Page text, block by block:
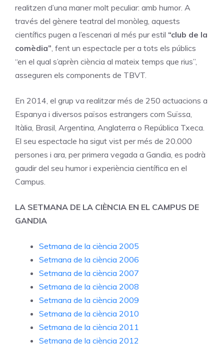
realitzen d’una maner molt peculiar: amb humor. A
través del gènere teatral del monòleg, aquests
científics pugen a l’escenari al més pur estil “club de la
comèdia”, fent un espectacle per a tots els públics
“en el qual s’aprèn ciència al mateix temps que rius”,
asseguren els components de TBVT.
En 2014, el grup va realitzar més de 250 actuacions a
Espanya i diversos països estrangers com Suïssa,
Itàlia, Brasil, Argentina, Anglaterra o República Txeca.
El seu espectacle ha sigut vist per més de 20.000
persones i ara, per primera vegada a Gandia, es podrà
gaudir del seu humor i experiència científica en el
Campus.
LA SETMANA DE LA CIÈNCIA EN EL CAMPUS DE
GANDIA
Setmana de la ciència 2005
Setmana de la ciència 2006
Setmana de la ciència 2007
Setmana de la ciència 2008
Setmana de la ciència 2009
Setmana de la ciència 2010
Setmana de la ciència 2011
Setmana de la ciència 2012